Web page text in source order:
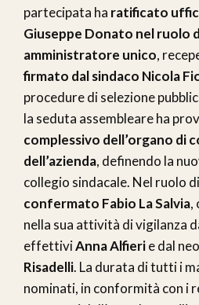
partecipata ha ratificato
Giuseppe Donato nel ruolo
amministratore unico,
firmato dal sindaco Nicola
procedure di selezione
la seduta assembleare ha
complessivo dell’organo di
dell’azienda, definendo la
collegio sindacale. Nel ruolo di
confermato Fabio La Salvia,
nella sua attività di vigilanza
effettiviAnna Alfierie dal
Risadelli. La durata di tutti i
nominati, in conformità con i